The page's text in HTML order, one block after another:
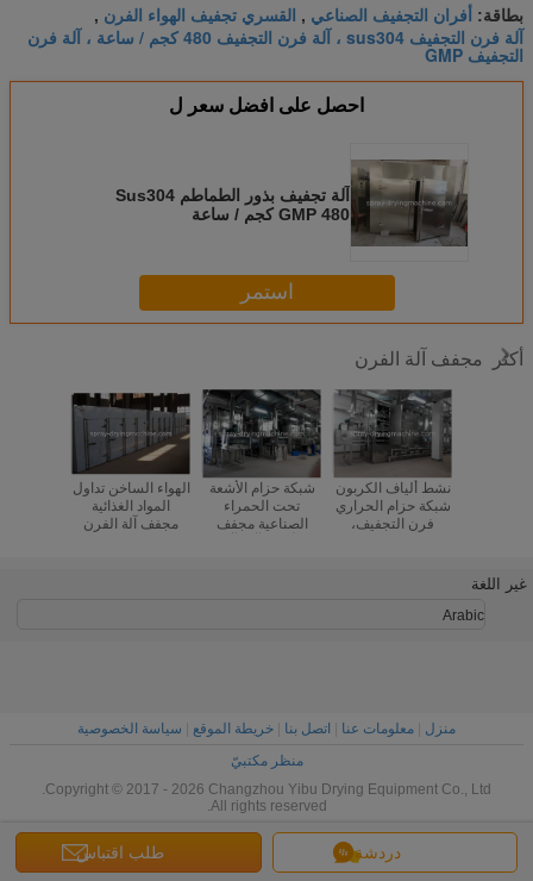
بطاقة: أفران التجفيف الصناعي , القسري تجفيف الهواء الفرن ,
آلة فرن التجفيف sus304 ، آلة فرن التجفيف 480 كجم / ساعة ، آلة فرن
التجفيف GMP
احصل على افضل سعر ل
آلة تجفيف بذور الطماطم Sus304
GMP 480 كجم / ساعة
استمر
أكثر مجفف آلة الفرن
الهواء الساخن تداول
المواد الغذائية
مجفف آلة الفرن
شبكة حزام الأشعة
تحت الحمراء
الصناعية مجفف
نشط ألياف الكربون
شبكة حزام الحراري
فرن التجفيف،
دردشة طلب اقتباس
غير اللغة
Arabic
منزل معلومات عنا اتصل بنا خريطة الموقع
سياسة الخصوصية
منظر مكتبيّ
Copyright © 2017 - 2026 Changzhou Yibu Drying Equipment Co., Ltd.
All rights reserved.